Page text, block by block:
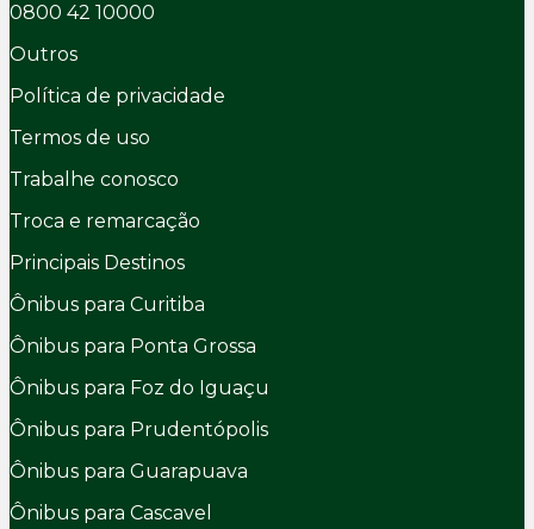
0800 42 10000
Outros
Política de privacidade
Termos de uso
Trabalhe conosco
Troca e remarcação
Principais Destinos
Ônibus para Curitiba
Ônibus para Ponta Grossa
Ônibus para Foz do Iguaçu
Ônibus para Prudentópolis
Ônibus para Guarapuava
Ônibus para Cascavel